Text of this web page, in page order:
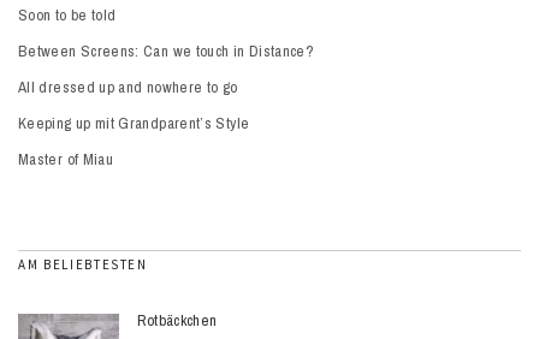
Soon to be told
Between Screens: Can we touch in Distance?
All dressed up and nowhere to go
Keeping up mit Grandparent’s Style
Master of Miau
AM BELIEBTESTEN
Rotbäckchen